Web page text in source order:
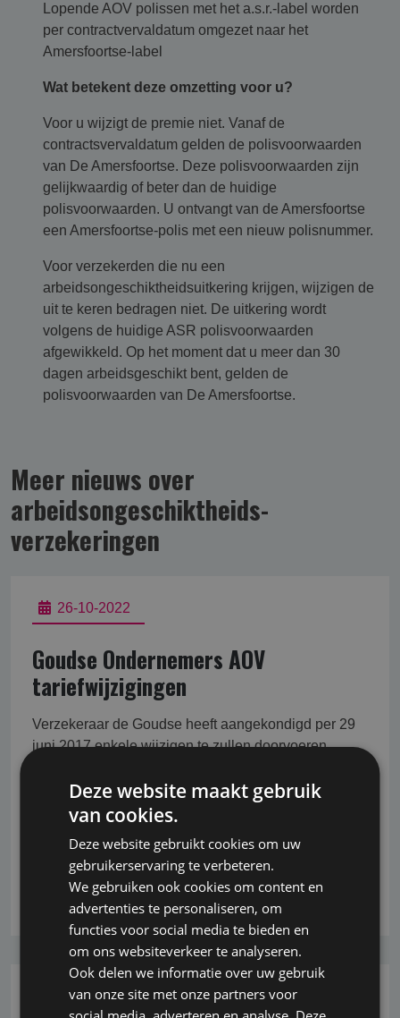
Lopende AOV polissen met het a.s.r.-label worden
per contractvervaldatum omgezet naar het
Amersfoortse-label
Wat betekent deze omzetting voor u?
Voor u wijzigt de premie niet. Vanaf de
contractsvervaldatum gelden de polisvoorwaarden
van De Amersfoortse. Deze polisvoorwaarden zijn
gelijkwaardig of beter dan de huidige
polisvoorwaarden. U ontvangt van de Amersfoortse
een Amersfoortse-polis met een nieuw polisnummer.
Voor verzekerden die nu een
arbeidsongeschiktheidsuitkering krijgen, wijzigen de
uit te keren bedragen niet. De uitkering wordt
volgens de huidige ASR polisvoorwaarden
afgewikkeld. Op het moment dat u meer dan 30
dagen arbeidsgeschikt bent, gelden de
polisvoorwaarden van De Amersfoortse.
Meer nieuws over
arbeidsongeschikt­heids­
verzekering­en
26-10-2022
Goudse Ondernemers AOV
tariefwijzigingen
Verzekeraar de Goudse heeft aangekondigd per 29
juni 2017 enkele wijzigen te zullen doorvoeren
een herschikking van het tarief en indeling
beroepenlijst, anderzijds betreft het een wijziging die
starterskorting".
Lees verder
26-10-2022
Deze website maakt gebruik
van cookies.
Deze website gebruikt cookies om uw
gebruikerservaring te verbeteren.
We gebruiken ook cookies om content en
advertenties te personaliseren, om
functies voor social media te bieden en
om ons websiteverkeer te analyseren.
Ook delen we informatie over uw gebruik
van onze site met onze partners voor